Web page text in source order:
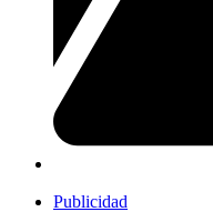
Publicidad